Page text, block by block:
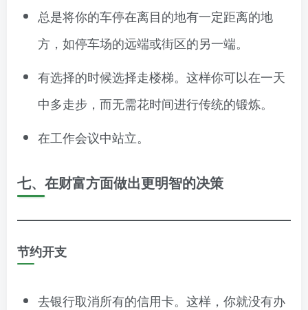
总是将你的车停在离目的地有一定距离的地
方，如停车场的远端或街区的另一端。
有选择的时候选择走楼梯。这样你可以在一天
中多走步，而无需花时间进行传统的锻炼。
在工作会议中站立。
七、在财富方面做出更明智的决策
节约开支
去银行取消所有的信用卡。这样，你就没有办